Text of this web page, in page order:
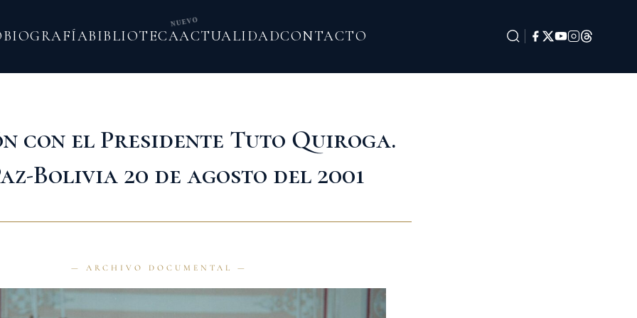
BIOGRAFÍABIBLIOTECA
NUEVO
ACTUALIDADCONTACTO
con el Presidente Tuto Quiroga.
Bolivia 20 de agosto del 2001